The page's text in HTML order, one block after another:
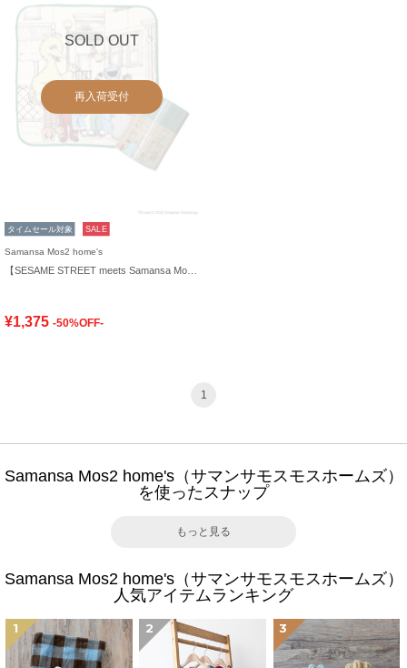
SOLD OUT
再入荷受付
タイムセール対象 SALE
Samansa Mos2 home's
¥1,375 -50%OFF-
1
Samansa Mos2 home's（サマンサモスモスホームズ）
を使ったスナップ
もっと見る
Samansa Mos2 home's（サマンサモスモスホームズ）
人気アイテムランキング
1 2 3